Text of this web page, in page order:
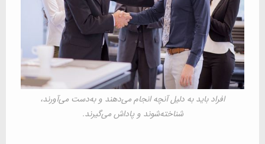
افراد باید به دلیل آنچه انجام می‌دهند و به‌دست می‌آورند،
شناخته‌شوند و پاداش می‌گیرند.